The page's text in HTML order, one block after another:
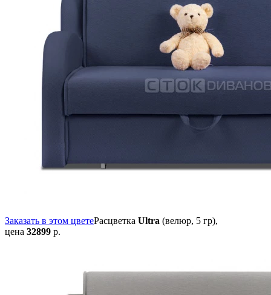
Заказать в этом цветеРасцветка Ultra (велюр, 5 гр),
цена 32899 р.